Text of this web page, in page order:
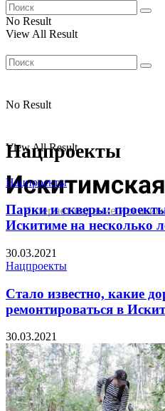
No Result
View All Result
No Result
View All Result
Нацпроекты
Нацпроекты
Парки и скверы:
Искитиме на несколько
30.03.2021
Нацпроекты
Стало известно, какие
ремонтироваться в
30.03.2021